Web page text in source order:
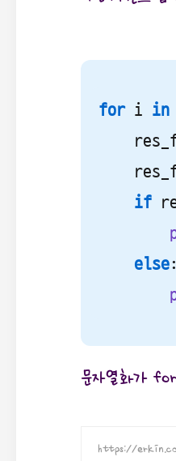
for i in
if
else
문자열화가 for
https://